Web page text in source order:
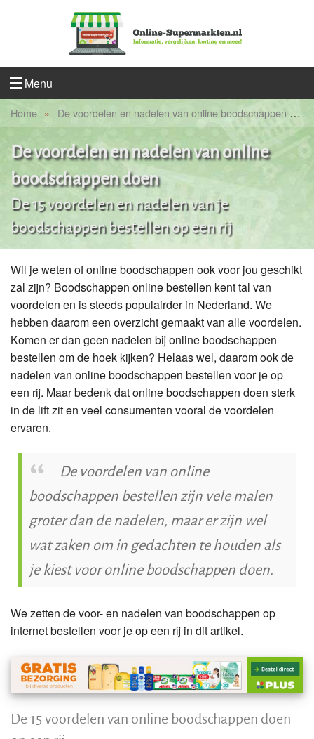
Menu
Home De voordelen en nadelen van online boodschappen doen
De voordelen en nadelen van online
boodschappen doen
De 15 voordelen en nadelen van je
boodschappen bestellen op een rij
Wil je weten of online boodschappen ook voor jou geschikt
zal zijn? Boodschappen online bestellen kent tal van
voordelen en is steeds populairder in Nederland. We
hebben daarom een overzicht gemaakt van alle voordelen.
Komen er dan geen nadelen bij online boodschappen
bestellen om de hoek kijken? Helaas wel, daarom ook de
nadelen van online boodschappen bestellen voor je op
een rij. Maar bedenk dat online boodschappen doen sterk
in de lift zit en veel consumenten vooral de voordelen
ervaren.
De voordelen van online
boodschappen bestellen zijn vele malen
groter dan de nadelen, maar er zijn wel
wat zaken om in gedachten te houden als
je kiest voor online boodschappen doen.
We zetten de voor- en nadelen van boodschappen op
internet bestellen voor je op een rij in dit artikel.
De 15 voordelen van online boodschappen doen